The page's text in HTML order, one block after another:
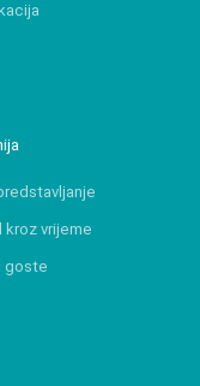
kroz vrijeme
goste